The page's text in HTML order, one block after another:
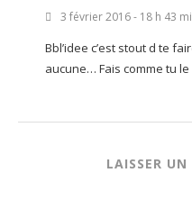
3 février 2016 - 18 h 43
Bbl’idee c’est stout d te
aucune… Fais comme tu
LAISSER